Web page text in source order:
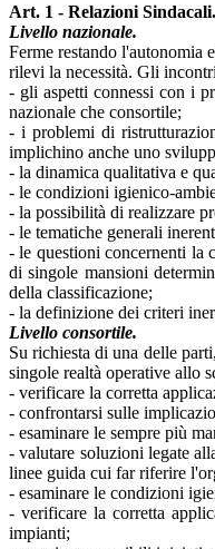
Art. 1 - Relazioni Sindacali.
Livello nazionale.
Ferme restando l'autonomia
rilevi la necessità. Gli
- gli aspetti connessi con i
nazionale che consortile;
- i problemi di
implichino anche uno
- la dinamica qualitativa e
- le condizioni igienico-
- la possibilità di realizzare
- le tematiche generali
- le questioni concernenti la
di singole mansioni
della classificazione;
- la definizione dei criteri
Livello consortile.
Su richiesta di una delle
singole realtà operative allo
- verificare la corretta
- confrontarsi sulle
- esaminare le sempre più
- valutare soluzioni legate
linee guida cui far riferire
- esaminare le condizioni
- verificare la corretta
impianti;